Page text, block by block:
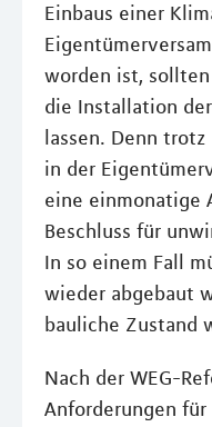
Einbaus einer
worden ist, sollten
die Installation
lassen. Denn
in der
eine einmonatige
Beschluss für
In so einem Fall
wieder abgebaut
bauliche Zustand
Nach der WEG-
Anforderungen